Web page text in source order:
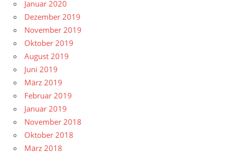
Januar 2020
Dezember 2019
November 2019
Oktober 2019
August 2019
Juni 2019
März 2019
Februar 2019
Januar 2019
November 2018
Oktober 2018
März 2018